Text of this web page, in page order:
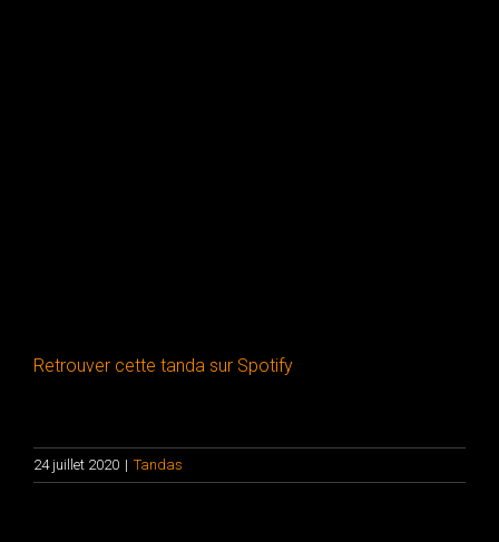
Retrouver cette tanda sur Spotify
24 juillet 2020 | Tandas